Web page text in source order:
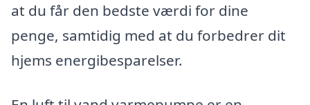
at du får den bedste værdi for dine
penge, samtidig med at du forbedrer dit
hjems energibesparelser.